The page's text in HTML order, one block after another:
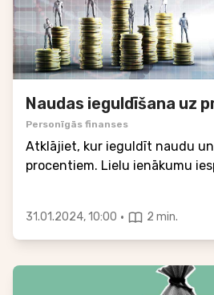
Naudas ieguldīšana uz
Personīgās finanses
Atklājiet, kur ieguldīt naudu
procentiem. Lielu ienākumu
31.01.2024, 10:00 · 2 min.